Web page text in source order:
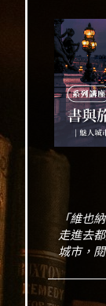
「維也
走進去
城市，